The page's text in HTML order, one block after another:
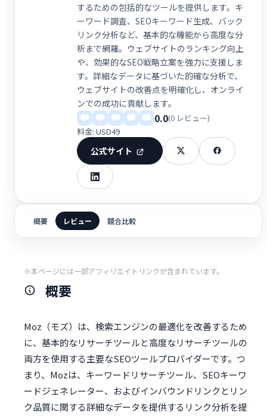
するための包括的なツールを提供します。キ
ーワード調査、SEOキーワード生成、バック
リンク分析など、基本的な機能から高度な分
析まで網羅。ウェブサイトのランキング向上
や、効果的なSEO戦略立案を強力に支援しま
す。詳細なデータに基づいた的確な分析で、
ウェブサイトの改善点を明確化し、オンライ
ンでの成功に貢献します。
0.0(0 レビュー)
料金: USD49
公式サイト
概要 レビュー 競合比較
※本ページには一部アフィリエイトリンクが含まれています。
概要
Moz（モズ）は、検索エンジンの最適化を改善するため
に、基本的なリサーチツールと高度なリサーチツールの
両方を使用する主要なSEOツールプロバイダーです。つ
まり、Mozは、キーワードリサーチツール、SEOキーワ
ードジェネレーター、およびインバウンドリンクとリン
ク品質に関する詳細なデータを提供するリンク分析を提